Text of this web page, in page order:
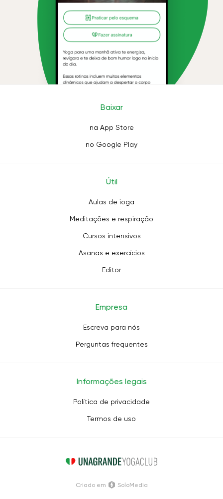
Baixar
na App Store
no Google Play
Útil
Aulas de ioga
Meditações e respiração
Cursos intensivos
Asanas e exercícios
Editor
Empresa
Escreva para nós
Perguntas frequentes
Informações legais
Política de privacidade
Termos de uso
Criado em SoloMedia